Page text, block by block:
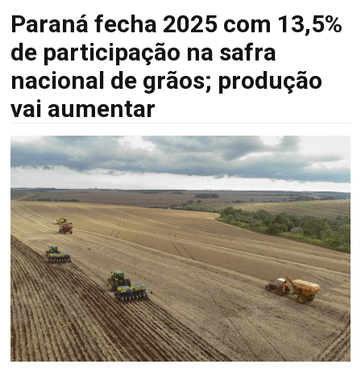
Paraná fecha 2025 com 13,5%
de participação na safra
nacional de grãos; produção
vai aumentar